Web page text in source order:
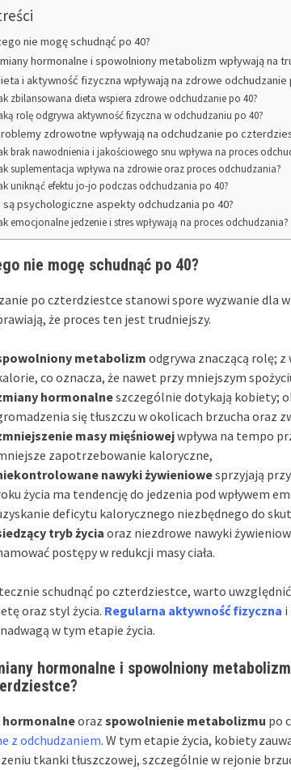
nie mogę schudnąć po 40?
hormonalne i spowolniony metabolizm wpływają na
i aktywność fizyczna wpływają na zdrowe odchudzanie
zbilansowana dieta wspiera zdrowe odchudzanie po 40?
rolę odgrywa aktywność fizyczna w odchudzaniu po 40?
zdrowotne wpływają na odchudzanie po
brak nawodnienia i jakościowego snu wpływa na proces
suplementacja wpływa na zdrowie oraz proces odchudzania?
uniknąć efektu jo-jo podczas odchudzania po 40?
są psychologiczne aspekty odchudzania po 40?
emocjonalne jedzenie i stres wpływają na proces odchudzania?
nie mogę schudnąć po 40?
po czterdziestce stanowi spore wyzwanie dla
że proces ten jest trudniejszy.
metabolizm odgrywa znaczącą rolę;
co oznacza, że nawet przy mniejszym
hormonalneszczególnie dotykają kobiety;
się tłuszczu w okolicach brzucha oraz
masy mięśniowejwpływa na tempo
zapotrzebowanie kaloryczne,
nawyki żywieniowesprzyjają
życia ma tendencję do jedzenia pod wpływem
deficytu kalorycznego niezbędnego do
tryb życia oraz niezdrowe nawyki
postępy w redukcji masy ciała.
schudnąć po czterdziestce, warto
oraz styl życia. Regularna aktywność fizyczna i
w tym etapie życia.
hormonalne i spowolniony
hormonalneoraz spowolnienie metabolizmu po
z odchudzaniem. W tym etapie życia, kobiety
tkanki tłuszczowej, szczególnie w rejonie